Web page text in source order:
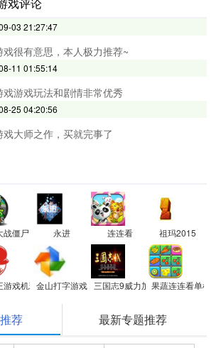
03 21:27:47
很有意思，本人极力推荐~
11 01:55:14
游戏玩法和剧情非常优秀
25 04:20:56
大师之作，买就完事了
战僵尸 永进 连连看 祖玛2015
游戏机珍藏84合1
金山打字游戏 三国志9威力加强版果蔬连连看单机版
荐 最新专题推荐